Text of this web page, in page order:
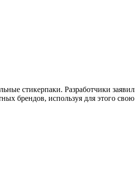
стикерпаки. Разработчики
брендов, используя для этого